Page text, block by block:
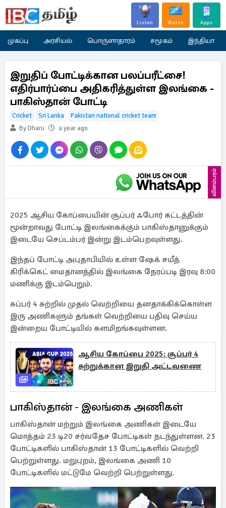
Listen Watch Apps
முகப்பு அரசியல் பொருளாதாரம் சமூகம் இந்தியா
இறுதிப் போட்டிக்கான பலப்பரீட்சை!
எதிர்பார்ப்பை அதிகரித்துள்ள இலங்கை -
பாகிஸ்தான் போட்டி
Cricket Sri Lanka
Pakistan national cricket team
By Dharu
a year ago
விளம்பரம்
2025 ஆசிய கோப்பையின் சூப்பர் ஃபோர் கட்டத்தின்
மூன்றாவது போட்டி இலங்கைக்கும் பாகிஸ்தானுக்கும்
இடையே செப்டம்பர் இன்று இடம்பெறவுள்ளது.
இந்தப் போட்டி அபுதாபியில் உள்ள ஷேக் சயீத்
கிரிக்கெட் மைதானத்தில் இலங்கை நேரப்படி இரவு 8:00
மணிக்கு இடம்பெறும்.
சுப்பர் 4 சுற்றில் முதல் வெற்றியை தனதாக்கிக்கொள்ள
இரு அணிகளும் தங்கள் வெற்றியை பதிவு செய்ய
இன்றைய போட்டியில் களமிறங்கவுள்ளன.
ஆசிய கோப்பை 2025: சூப்பர் 4
சுற்றுக்கான இறுதி அட்டவணை
பாகிஸ்தான் - இலங்கை அணிகள்
பாகிஸ்தான் மற்றும் இலங்கை அணிகள் இடையே
மொத்தம் 23 டி20 சர்வதேச போட்டிகள் நடந்துள்ளன. 23
போட்டிகளில் பாகிஸ்தான் 13 போட்டிகளில் வெற்றி
பெற்றுள்ளது. மறுபுறம், இலங்கை அணி 10
போட்டிகளில் மட்டுமே வெற்றி பெற்றுள்ளது.